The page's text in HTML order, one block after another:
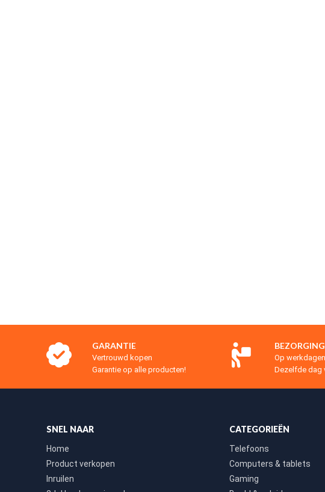
GARANTIE
Vertrouwd kopen
Garantie op alle producten!
BEZORGING
Op
Dezelfde dag
SNEL NAAR
Home
Product verkopen
Inruilen
CATEGORIEËN
Telefoons
Computers & tablets
Gaming